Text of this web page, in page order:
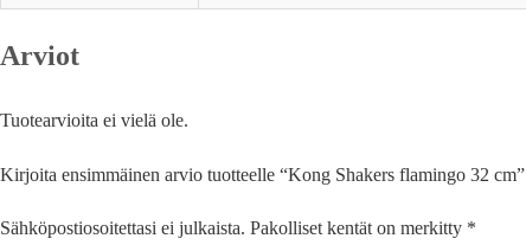
Arviot
Tuotearvioita ei vielä ole.
Kirjoita ensimmäinen arvio tuotteelle “Kong Shakers flamingo 32 cm”
Sähköpostiosoitettasi ei julkaista. Pakolliset kentät on merkitty *